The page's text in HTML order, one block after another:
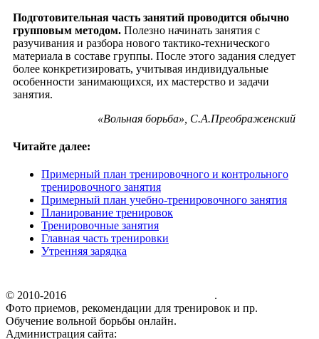
Подготовительная часть занятий проводится обычно
групповым методом. Полезно начинать занятия с
разучивания и разбора нового тактико-технического
материала в составе группы. После этого задания следует
более конкретизировать, учитывая индивидуальные
особенности занимающихся, их мастерство и задачи
занятия.
«Вольная борьба», С.А.Преображенский
Читайте далее:
Примерный план тренировочного и контрольного
тренировочного занятия
Примерный план учебно-тренировочного занятия
Планирование тренировок
Тренировочные занятия
Главная часть тренировки
Утренняя зарядка
© 2010-2016
.
Фото приемов, рекомендации для тренировок и пр.
Обучение вольной борьбы онлайн.
Администрация сайта: